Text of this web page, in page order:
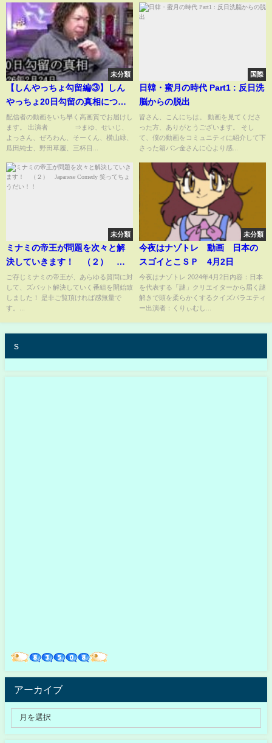
未分類
【しんやっちょ勾留編③】しん
やっちょ20日勾留の真相につい
て語る【せいじ】
配信者の動画をいち早く高画質でお届けし
ます。 出演者 ⇒まゆ、せいじ、
よっさん、ぜろわん、そーくん、横山緑、
瓜田純士、野田草履、三杯目...
国際
日韓・蜜月の時代 Part1 : 反日洗
脳からの脱出
皆さん、こんにちは。 動画を見てくださ
った方、ありがとうございます。 そし
て、僕の動画をコミュニティに紹介して下
さった箱バン金さんに心より感...
未分類
ミナミの帝王が問題を次々と解
決していきます！ （２）
Japanese Comedy 笑ってちょ
うだい！！
ご存じミナミの帝王が、あらゆる質問に対
して、ズバット解決していく番組を開始致
しました！ 是非ご覧頂ければ感無量で
す。...
未分類
今夜はナゾトレ 動画 日本の
スゴイとこＳＰ 4月2日
今夜はナゾトレ 2024年4月2日内容：日本
を代表する「謎」クリエイターから届く謎
解きで頭を柔らかくするクイズバラエティ
ー出演者：くりぃむし...
s
アーカイブ